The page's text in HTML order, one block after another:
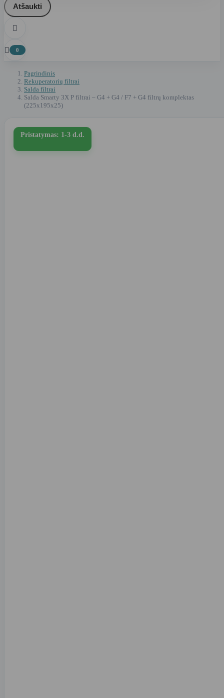
Atšaukti

 0
Pagrindinis
Rekuperatorių filtrai
Salda filtrai
Salda Smarty 3X P filtrai – G4 + G4 / F7 + G4 filtrų komplektas
(225x195x25)
Pristatymas: 1-3 d.d.